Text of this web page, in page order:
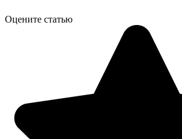
Оцените статью